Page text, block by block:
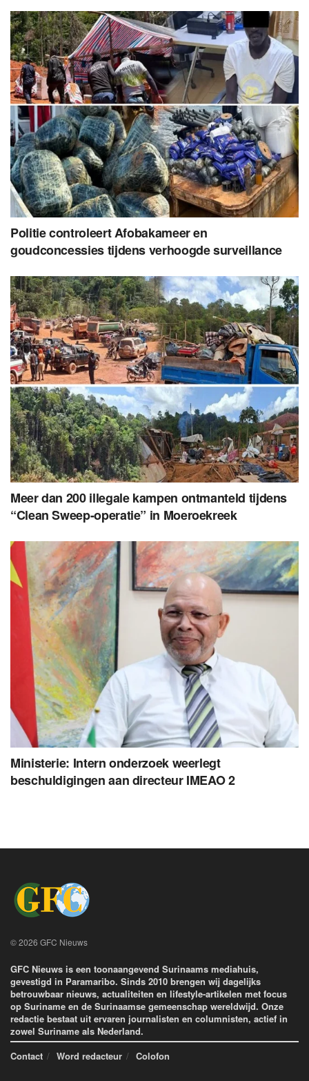
Politie controleert Afobakameer en
goudconcessies tijdens verhoogde surveillance
Meer dan 200 illegale kampen ontmanteld tijdens
“Clean Sweep-operatie” in Moeroekreek
Ministerie: Intern onderzoek weerlegt
beschuldigingen aan directeur IMEAO 2
© 2026 GFC Nieuws
GFC Nieuws is een toonaangevend Surinaams mediahuis,
gevestigd in Paramaribo. Sinds 2010 brengen wij dagelijks
betrouwbaar nieuws, actualiteiten en lifestyle-artikelen met focus
op Suriname en de Surinaamse gemeenschap wereldwijd. Onze
redactie bestaat uit ervaren journalisten en columnisten, actief in
zowel Suriname als Nederland.
Contact
Word redacteur Colofon